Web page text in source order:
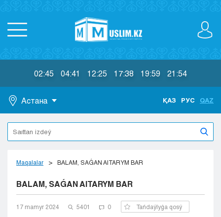
02:45 04:41 12:25 17:38 19:59 21:54
Астана
Astana
Almaty
Aktobe
Jezkazgan
Karaganda
Kokshetaý
ҚАЗ РУС QAZ
Maqalalar BALAM, SAǴAN AITARYM BAR
BALAM, SAǴAN AITARYM BAR
17 mamyr 2024 5401 0 Tańdaýlyǵa qosý